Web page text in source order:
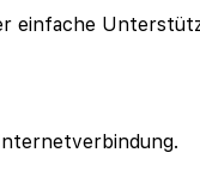
einfache